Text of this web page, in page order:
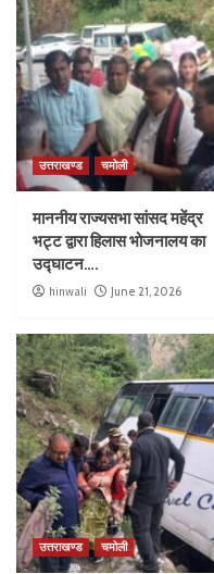
उत्तराखण्ड चमोली
माननीय राज्यसभा सांसद महेंद्र
भट्ट द्वारा हिलास भोजनालय का
उद्घाटन….
hinwali June 21, 2026
उत्तराखण्ड चमोली